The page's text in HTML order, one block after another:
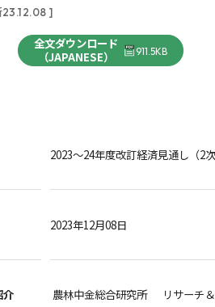
23.12.08 ]
全文ダウンロード
（JAPANESE）
911.5KB
2023～24年度改訂経済見通し（2次
2023年12月08日
介 農林中金総合研究所 リサーチ＆